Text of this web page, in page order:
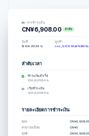
เพิ่มเติม
Product roadmap
ดูสิ่งที่กำลังจะมาถึง
แวด
กา
แล
อง
แหล่
กา
กา
ติด
การชำระเงิน
CN¥6,908.00 สำเร็จ
วันที่
12 ต.ค. 20:54 น.
ลูกค้า
cus_GICItN1aFN2M6s
ลำดับเวลา
ชำระเงินสำเร็จ
12 ต.ค. 20:54 น.
เริ่มชำระเงิน
12 ต.ค. 20:54 น.
รายละเอียดการชำระเงิน
ยอด
ค่าธรรมเนียม
CN¥0
สุทธิ